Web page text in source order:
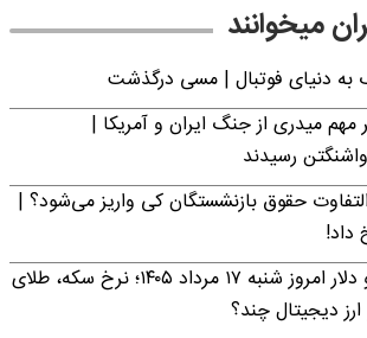
میخوانند
به دنیای فوتبال | مسی درگذشت
میدری از جنگ ایران و آمریکا |
رسیدند
حقوق بازنشستگان کی واریز می‌شود؟ |
داد!
بروزترین قیمت طلا و دلار امروز شنبه ۱۷ مرداد ۱۴۰۵؛ نرخ سکه، طلای